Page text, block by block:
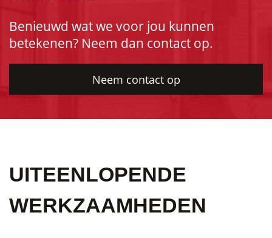
Benieuwd wat we voor jou kunnen
betekenen? Neem dan contact op.
Neem contact op
UITEENLOPENDE
WERKZAAMHEDEN